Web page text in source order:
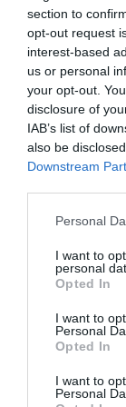
section to
opt-out request
interest-based
us or personal
your opt-out.
disclosure of
IAB’s list of
also be
Downstream
Personal
I want to
personal
Opted In
I want to
Personal
Opted In
I want to
Personal
tehnologice,
personale şi
Crin
Liderul PNL,
Fundaţiei
„episod foarte
„Fapt fără
să fie, adică
lucrează
echidistant